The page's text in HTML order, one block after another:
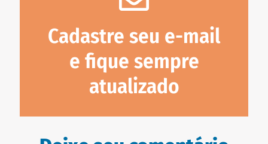
Cadastre seu e-mail
e fique sempre
atualizado